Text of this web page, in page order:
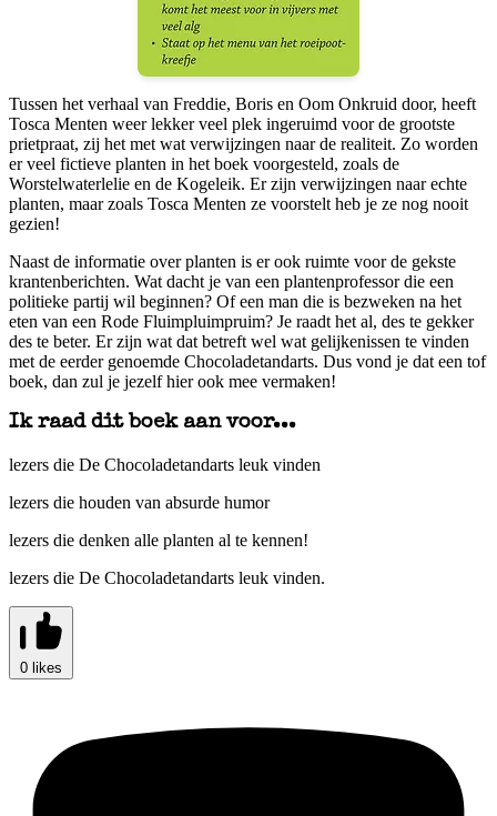
Tussen het verhaal van Freddie, Boris en Oom Onkruid door, heeft
Tosca Menten weer lekker veel plek ingeruimd voor de grootste
prietpraat, zij het met wat verwijzingen naar de realiteit. Zo worden
er veel fictieve planten in het boek voorgesteld, zoals de
Worstelwaterlelie en de Kogeleik. Er zijn verwijzingen naar echte
planten, maar zoals Tosca Menten ze voorstelt heb je ze nog nooit
gezien!
Naast de informatie over planten is er ook ruimte voor de gekste
krantenberichten. Wat dacht je van een plantenprofessor die een
politieke partij wil beginnen? Of een man die is bezweken na het
eten van een Rode Fluimpluimpruim? Je raadt het al, des te gekker
des te beter. Er zijn wat dat betreft wel wat gelijkenissen te vinden
met de eerder genoemde Chocoladetandarts. Dus vond je dat een tof
boek, dan zul je jezelf hier ook mee vermaken!
Ik raad dit boek aan voor...
lezers die De Chocoladetandarts leuk vinden
lezers die houden van absurde humor
lezers die denken alle planten al te kennen!
lezers die De Chocoladetandarts leuk vinden.
0 likes